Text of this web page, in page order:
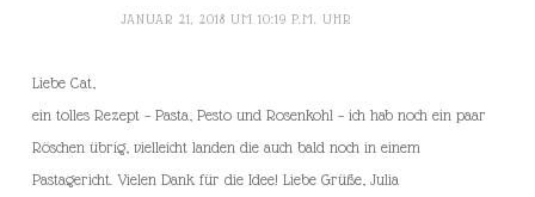
JANUAR 21, 2018 UM 10:19 P.M. UHR
Liebe Cat,
ein tolles Rezept – Pasta, Pesto und Rosenkohl – ich hab noch ein paar
Röschen übrig, vielleicht landen die auch bald noch in einem
Pastagericht. Vielen Dank für die Idee! Liebe Grüße, Julia